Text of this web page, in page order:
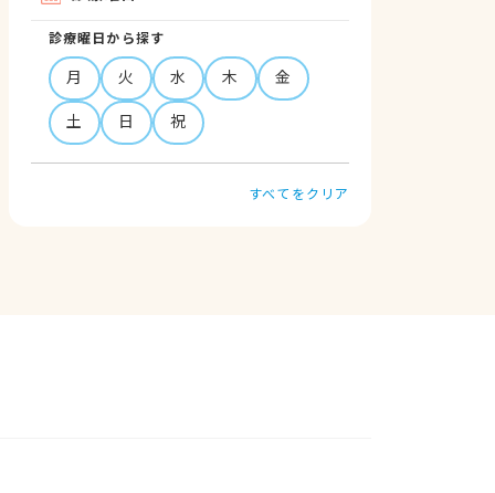
診療曜日から探す
月 火 水 木
金
土
日 祝
すべてをクリア